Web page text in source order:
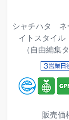
シャチハタ ネ
イトスタイ
（自由編集
販売価